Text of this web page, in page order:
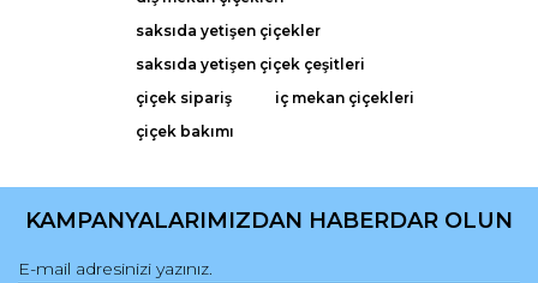
Ürün resmi kalitesiz, bozuk veya görüntülenemiyor.
Ürün açıklamasında eksik bilgiler bulunuyor.
Ürün bilgilerinde hatalar bulunuyor.
Ürün fiyatı diğer sitelerden daha pahalı.
saksıda yetişen çiçekler
saksıda yetişen çiçek çeşitleri
çiçek sipariş
iç mekan çiçekleri
çiçek bakımı
KAMPANYALARIMIZDAN HABERDAR OLUN